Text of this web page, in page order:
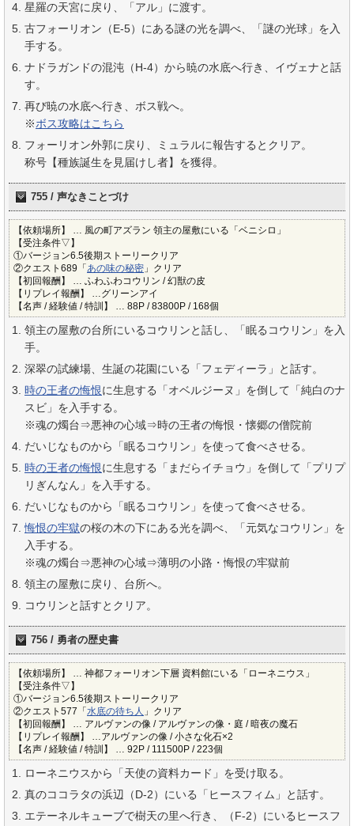
星羅の天宮に戻り、「アル」に渡す。
古フォーリオン（E-5）にある謎の光を調べ、「謎の光球」を入
手する。
ナドラガンドの混沌（H-4）から暁の水底へ行き、イヴェナと話
す。
再び暁の水底へ行き、ボス戦へ。
※ボス攻略はこちら
フォーリオン外郭に戻り、ミュラルに報告するとクリア。
称号【種族誕生を見届けし者】を獲得。
755 / 声なきことづけ
【依頼場所】 … 風の町アズラン 領主の屋敷にいる「ベニシロ」
【受注条件▽】
①バージョン6.5後期ストーリークリア
②クエスト689「 あの味の秘密 」クリア
【初回報酬】 … ふわふわコウリン / 幻獣の皮
【リプレイ報酬】 …グリーンアイ
【名声 / 経験値 / 特訓】 … 88P / 83800P / 168個
領主の屋敷の台所にいるコウリンと話し、「眠るコウリン」を入
手。
深翠の試練場、生誕の花園にいる「フェディーラ」と話す。
時の王者の悔恨に生息する「オベルジーヌ」を倒して「純白のナ
スビ」を入手する。
※魂の燭台⇒悪神の心域⇒時の王者の悔恨・懐郷の僧院前
だいじなものから「眠るコウリン」を使って食べさせる。
時の王者の悔恨に生息する「まだらイチョウ」を倒して「プリプ
リぎんなん」を入手する。
だいじなものから「眠るコウリン」を使って食べさせる。
悔恨の牢獄の桜の木の下にある光を調べ、「元気なコウリン」を
入手する。
※魂の燭台⇒悪神の心域⇒薄明の小路・悔恨の牢獄前
領主の屋敷に戻り、台所へ。
コウリンと話すとクリア。
756 / 勇者の歴史書
【依頼場所】 … 神都フォーリオン下層 資料館にいる「ローネニウス」
【受注条件▽】
①バージョン6.5後期ストーリークリア
②クエスト577「 水底の待ち人 」クリア
【初回報酬】 … アルヴァンの像 / アルヴァンの像・庭 / 暗夜の魔石
【リプレイ報酬】 …アルヴァンの像 / 小さな化石×2
【名声 / 経験値 / 特訓】 … 92P / 111500P / 223個
ローネニウスから「天使の資料カード」を受け取る。
真のココラタの浜辺（D-2）にいる「ヒースフィム」と話す。
エテーネルキューブで樹天の里へ行き、（F-2）にいるヒースフ